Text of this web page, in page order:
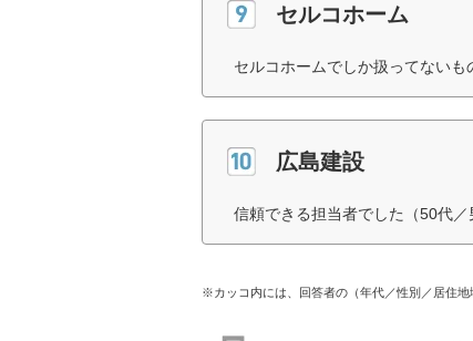
セルコホーム
セルコホームでしか扱ってないも
広島建設
信頼できる担当者でした（50代／
※カッコ内には、回答者の（年代／性別／居住地